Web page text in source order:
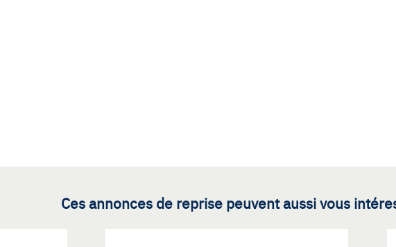
Ces annonces de reprise peuvent aussi vous